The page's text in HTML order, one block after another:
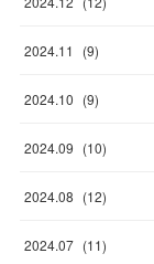
2024.11 (9)
2024.10 (9)
2024.09 (10)
2024.08 (12)
2024.07 (11)